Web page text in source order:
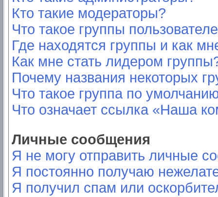
Кто такие модераторы?
Что такое группы
Где находятся группы и как
Как мне стать лидером
Почему названия некоторых
Что такое группа по
Что означает ссылка «Наша
Личные сообщения
Я не могу отправить личные
Я постоянно получаю
Я получил спам или